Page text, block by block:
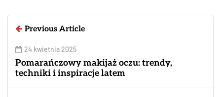
Previous Article
24 kwietnia 2025
Pomarańczowy makijaż oczu: trendy,
techniki i inspiracje latem